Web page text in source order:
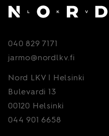
040 829 7171
jarmo@nordlkv.fi
Nord LKV | Helsinki
Bulevardi 13
00120 Helsinki
044 901 6658